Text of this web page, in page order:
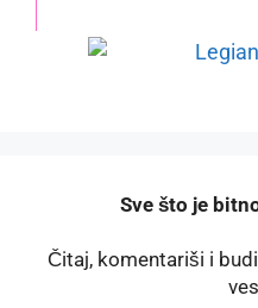
️Sve što je
Čitaj, komentariši i